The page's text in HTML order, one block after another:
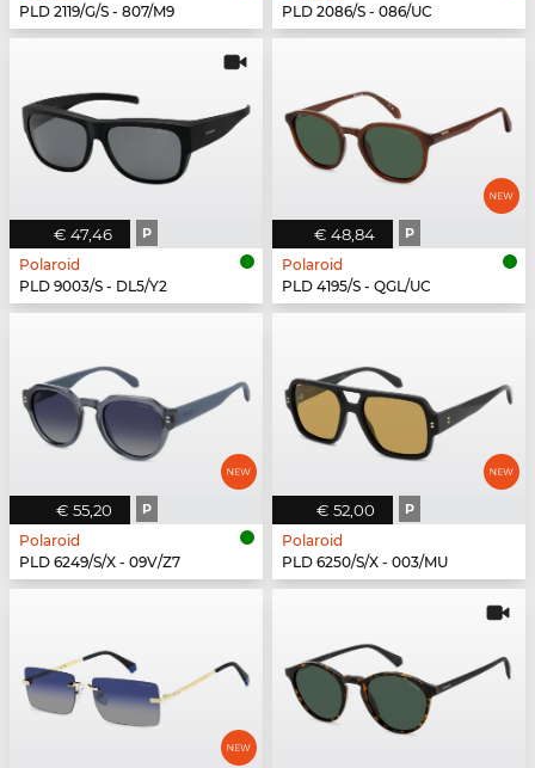
PLD 2119/G/S - 807/M9
PLD 2086/S - 086/UC
€ 47,46 P
Polaroid
PLD 9003/S - DL5/Y2
€ 48,84 P
Polaroid
PLD 4195/S - QGL/UC
€ 55,20 P
Polaroid
PLD 6249/S/X - 09V/Z7
€ 52,00 P
Polaroid
PLD 6250/S/X - 003/MU